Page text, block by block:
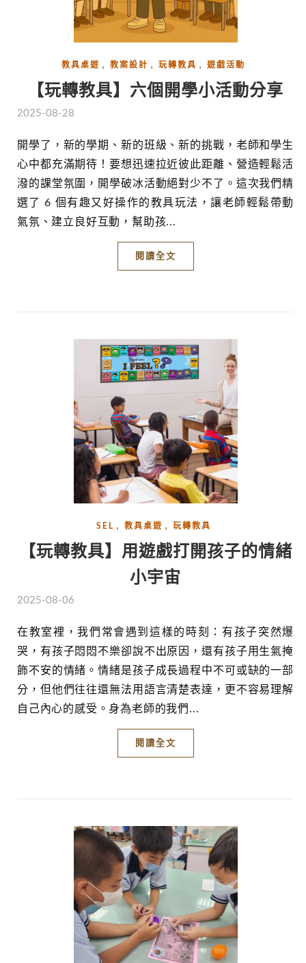
教具桌遊 , 教案設計 , 玩轉教具 , 遊戲活動
【玩轉教具】六個開學小活動分享
2025-08-28
開學了，新的學期、新的班級、新的挑戰，老師和學生
心中都充滿期待！要想迅速拉近彼此距離、營造輕鬆活
潑的課堂氛圍，開學破冰活動絕對少不了。這次我們精
選了 6 個有趣又好操作的教具玩法，讓老師輕鬆帶動
氣氛、建立良好互動，幫助孩...
閱讀全文
SEL , 教具桌遊 , 玩轉教具
【玩轉教具】用遊戲打開孩子的情緒
小宇宙
2025-08-06
在教室裡，我們常會遇到這樣的時刻：有孩子突然爆
哭，有孩子悶悶不樂卻說不出原因，還有孩子用生氣掩
飾不安的情緒。情緒是孩子成長過程中不可或缺的一部
分，但他們往往還無法用語言清楚表達，更不容易理解
自己內心的感受。身為老師的我們...
閱讀全文